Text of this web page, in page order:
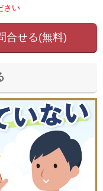
さい
合せる(無料)